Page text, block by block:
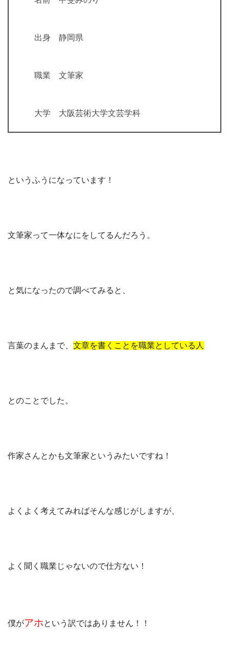
出身 静岡県
職業 文筆家
大学 大阪芸術大学文芸学科
というふうになっています！
文筆家って一体なにをしてるんだろう。
と気になったので調べてみると、
言葉のまんまで、 文章を書くことを職業としている人
とのことでした。
作家さんとかも文筆家というみたいですね！
よくよく考えてみればそんな感じがしますが、
よく聞く職業じゃないので仕方ない！
僕がアホという訳ではありません！！